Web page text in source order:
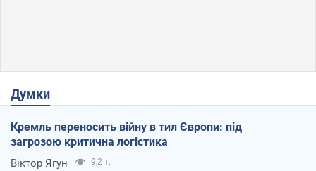
Думки
Кремль переносить війну в тил Європи: під
загрозою критична логістика
Віктор Ягун 9,2 т.